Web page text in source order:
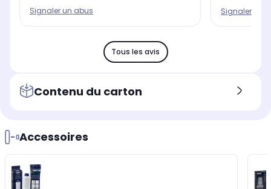
Signaler un abus
Signaler un
Tous les avis
Contenu du carton
Accessoires